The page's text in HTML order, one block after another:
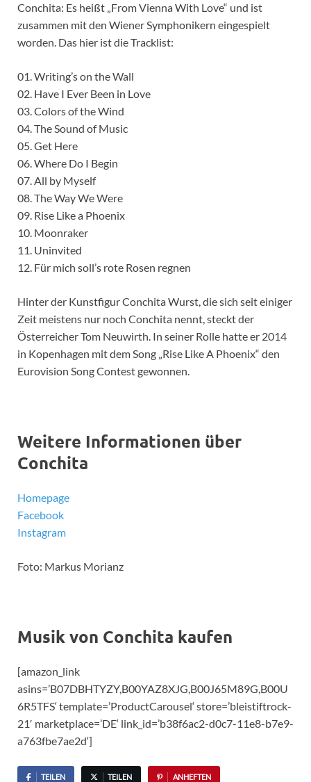
Conchita: Es heißt „From Vienna With Love“ und ist
zusammen mit den Wiener Symphonikern eingespielt
worden. Das hier ist die Tracklist:
01. Writing’s on the Wall
02. Have I Ever Been in Love
03. Colors of the Wind
04. The Sound of Music
05. Get Here
06. Where Do I Begin
07. All by Myself
08. The Way We Were
09. Rise Like a Phoenix
10. Moonraker
11. Uninvited
12. Für mich soll’s rote Rosen regnen
Hinter der Kunstfigur Conchita Wurst, die sich seit einiger
Zeit meistens nur noch Conchita nennt, steckt der
Österreicher Tom Neuwirth. In seiner Rolle hatte er 2014
in Kopenhagen mit dem Song „Rise Like A Phoenix“ den
Eurovision Song Contest gewonnen.
Weitere Informationen über
Conchita
Homepage
Facebook
Instagram
Foto: Markus Morianz
Musik von Conchita kaufen
[amazon_link
asins=’B07DBHTYZY,B00YAZ8XJG,B00J65M89G,B00U
6R5TFS‘ template=’ProductCarousel‘ store=’bleistiftrock-
21′ marketplace=’DE‘ link_id=’b38f6ac2-d0c7-11e8-b7e9-
a763fbe7ae2d‘]
TEILEN TEILEN ANHEFTEN